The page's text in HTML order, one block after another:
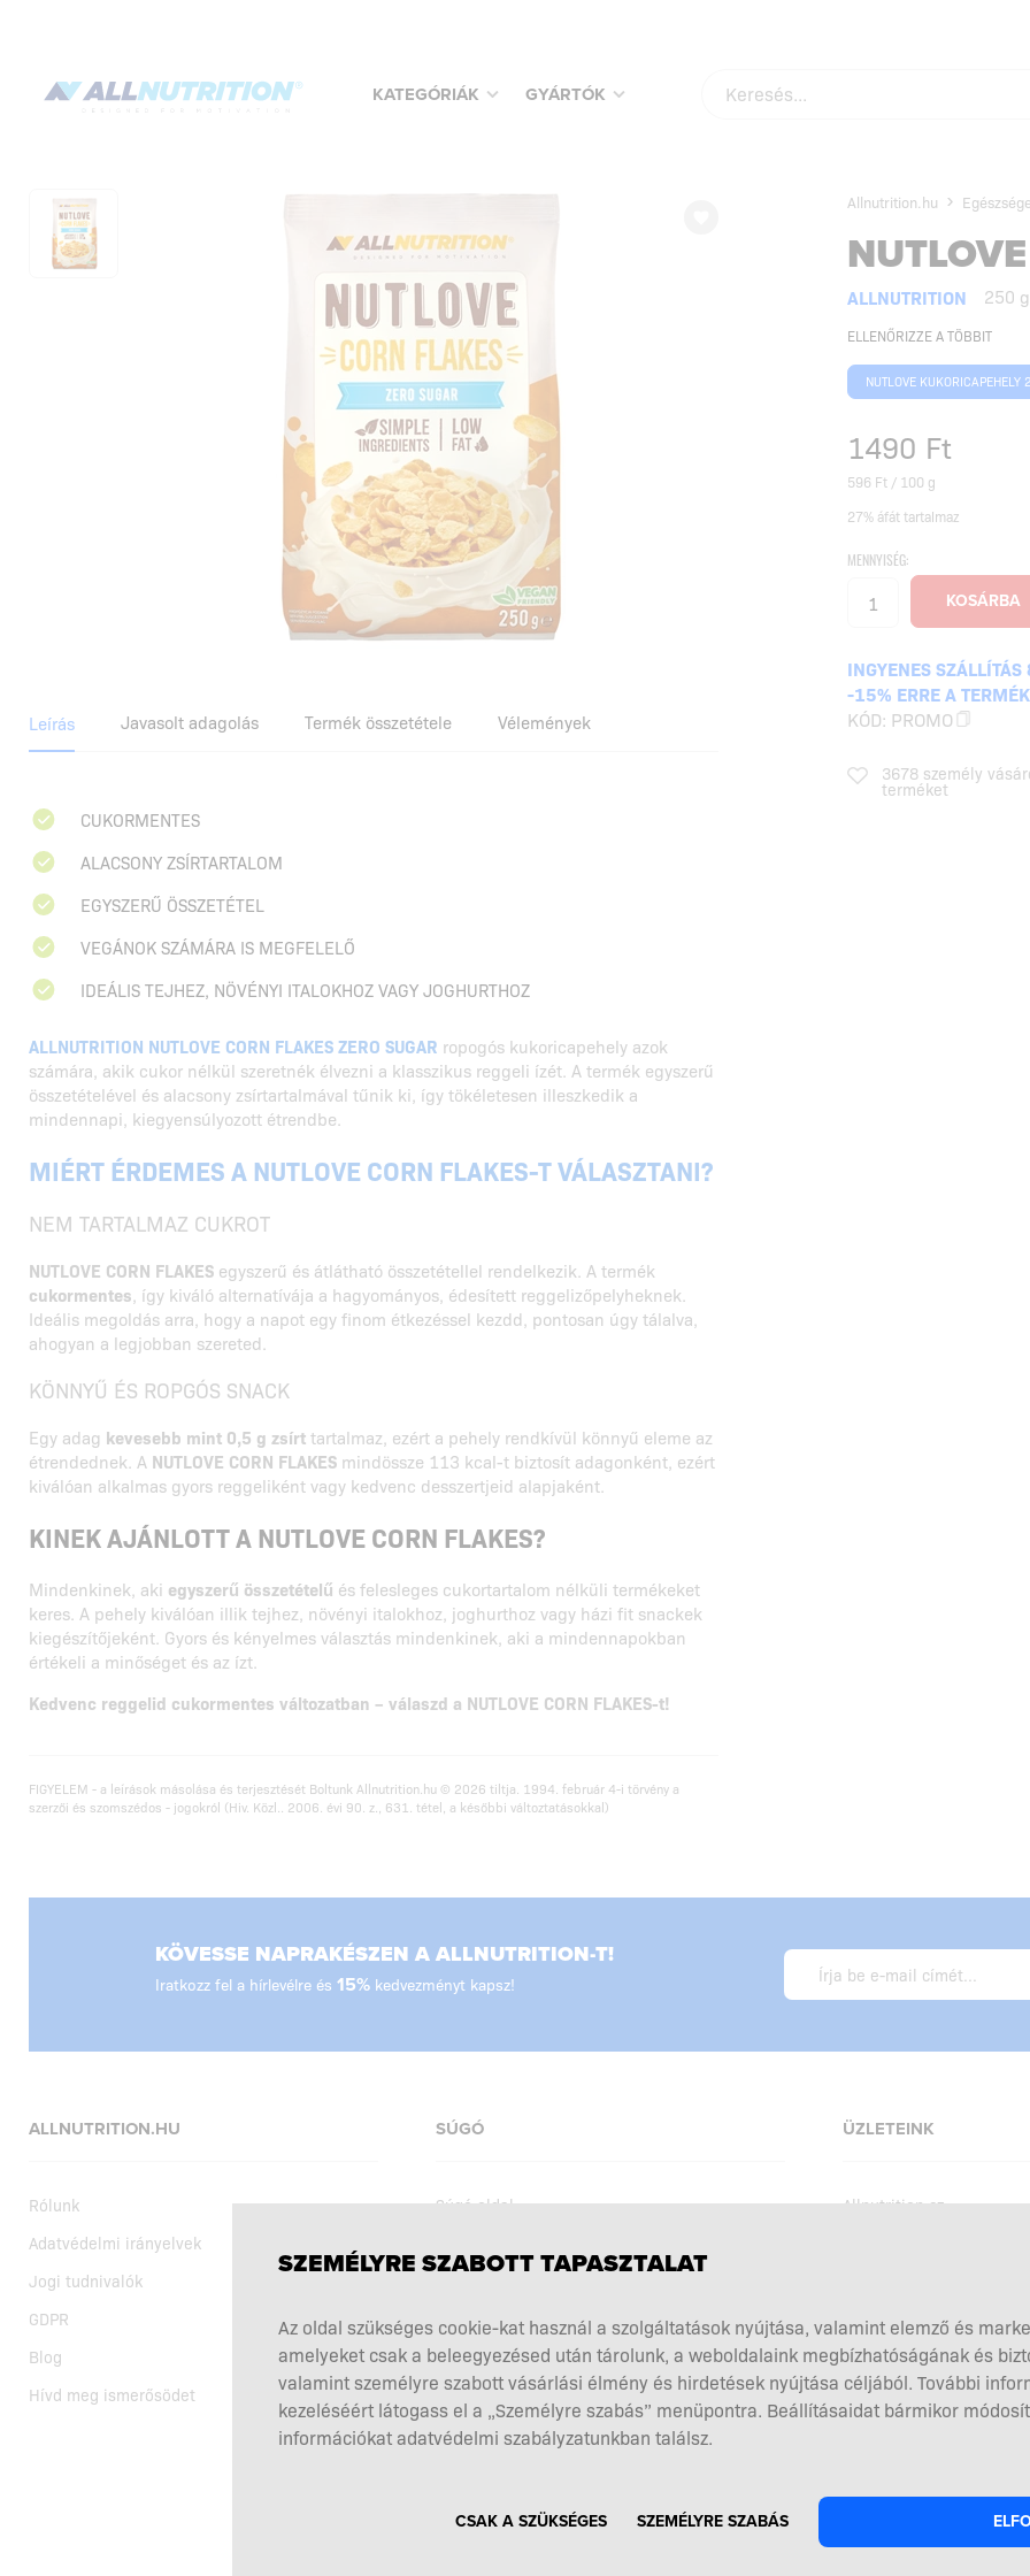
KATEGÓRIÁK GYÁRTÓK
Allnutrition.hu
ALLNUTRITION 250 g
ELLENŐRIZZE A TÖBBIT
NUTLOVE KUKORICAPEHELY
1490 Ft
596 Ft / 100 g
27% áfát tartalmaz
MENNYISÉG:
INGYENES
-15% ERRE A
KÓD: PROMO
3678 személy
terméket
Leírás Javasolt adagolás Termék összetétele Vélemények
CUKORMENTES
ALACSONY ZSÍRTARTALOM
EGYSZERŰ ÖSSZETÉTEL
VEGÁNOK SZÁMÁRA IS MEGFELELŐ
IDEÁLIS TEJHEZ, NÖVÉNYI ITALOKHOZ VAGY JOGHURTHOZ
ALLNUTRITION NUTLOVE CORN FLAKES ZERO SUGAR ropogós kukoricapehely azok
számára, akik cukor nélkül szeretnék élvezni a klasszikus reggeli ízét. A termék egyszerű
összetételével és alacsony zsírtartalmával tűnik ki, így tökéletesen illeszkedik a
mindennapi, kiegyensúlyozott étrendbe.
MIÉRT ÉRDEMES A NUTLOVE CORN FLAKES-T VÁLASZTANI?
NEM TARTALMAZ CUKROT
NUTLOVE CORN FLAKES egyszerű és átlátható összetétellel rendelkezik. A termék
cukormentes, így kiváló alternatívája a hagyományos, édesített reggelizőpelyheknek.
Ideális megoldás arra, hogy a napot egy finom étkezéssel kezdd, pontosan úgy tálalva,
ahogyan a legjobban szereted.
KÖNNYŰ ÉS ROPGÓS SNACK
Egy adag kevesebb mint 0,5 g zsírttartalmaz, ezért a pehely rendkívül könnyű eleme az
étrendednek. A NUTLOVE CORN FLAKES mindössze 113 kcal-t biztosít adagonként, ezért
kiválóan alkalmas gyors reggeliként vagy kedvenc desszertjeid alapjaként.
KINEK AJÁNLOTT A NUTLOVE CORN FLAKES?
Mindenkinek, aki egyszerű összetételű és felesleges cukortartalom nélküli termékeket
keres. A pehely kiválóan illik tejhez, növényi italokhoz, joghurthoz vagy házi fit snackek
kiegészítőjeként. Gyors és kényelmes választás mindenkinek, aki a mindennapokban
értékeli a minőséget és az ízt.
Kedvenc reggelid cukormentes változatban – válaszd a NUTLOVE CORN FLAKES-t!
FIGYELEM - a leírások másolása és terjesztését Boltunk Allnutrition.hu © 2026 tiltja. 1994. február 4-i törvény a
szerzői és szomszédos - jogokról (Hiv. Közl.. 2006. évi 90. z., 631. tétel, a későbbi változtatásokkal)
KÖVESSE NAPRAKÉSZEN A ALLNUTRITION-T!
Iratkozz fel a hírlevélre és 15% kedvezményt kapsz!
ALLNUTRITION.HU
Rólunk
Adatvédelmi irányelvek
Jogi tudnivalók
GDPR
Blog
Hívd meg ismerősödet
SÚGÓ
Súgó oldal
Aktuális akciók
Az étrend-kiegészítés megválasztása
Reklamációk és visszaküldések
Kapcsolat
ÜZLETEINK
Allnutrition.cz
Allnutrition.co.uk
Allnutrition.de
SZEMÉLYRE SZABOTT TAPASZTALAT
Az oldal szükséges cookie-kat használ a szolgáltatások nyújtása, valamint elemző és
amelyeket csak a beleegyezésed után tárolunk, a weboldalaink megbízhatóságának és
valamint személyre szabott vásárlási élmény és hirdetések nyújtása céljából. További
kezeléséért látogass el a „Személyre szabás” menüpontra. Beállításaidat bármikor
információkat adatvédelmi szabályzatunkban találsz.
CSAK A SZÜKSÉGES SZEMÉLYRE SZABÁS